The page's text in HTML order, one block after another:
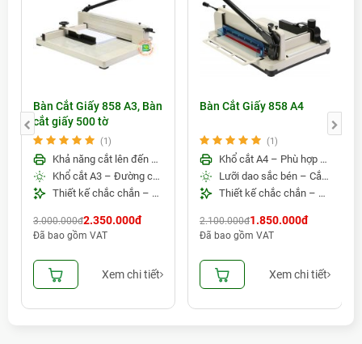
Bàn Cắt Giấy 858 A3, Bàn
cắt giấy 500 tờ
(1)
Khả năng cắt lên đến 500 tờ/lần – Đáp ứng nhu cầu cắt số lượng lớn
Khổ cắt A3 – Đường cắt chính xác, sắc gọn
Thiết kế chắc chắn – An toàn và bền bỉ
3.000.000đ2.350.000đ
Đã bao gồm VAT
Xem chi tiết
Bàn Cắt Giấy 858 A4
(1)
Khổ cắt A4 – Phù hợp nhiều nhu cầu cắt giấy
Lưỡi dao sắc bén – Cắt chính xác, dễ thao tác
Thiết kế chắc chắn – Phù hợp văn phòng và cửa hàng in
2.100.000đ1.850.000đ
Đã bao gồm VAT
Xem chi tiết